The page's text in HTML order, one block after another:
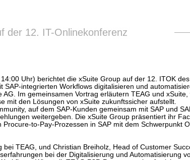
der 12. IT-Onlinekonferenz
Uhr) berichtet die xSuite Group auf der 12. ITOK
SAP-integrierten Workflows digitalisieren und
Im gemeinsamen Vortrag erläutern TEAG und xSuite,
mit den Lösungen von xSuite zukunftssicher aufstellt.
auf dem SAP-Kunden gemeinsam mit SAP und
weitergeben. Die xSuite Group präsentiert ihr
to-Pay-Prozessen in SAP mit dem Schwerpunkt
TEAG, und Christian Breiholz, Head of Customer
bei der Digitalisierung und Automatisierung